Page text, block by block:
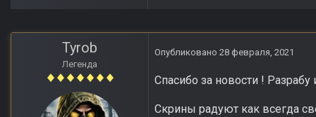
Tyrob
Легенда
Опубликовано 28 февраля, 2021
Спасибо за новости !
Скрины радуют как всегда